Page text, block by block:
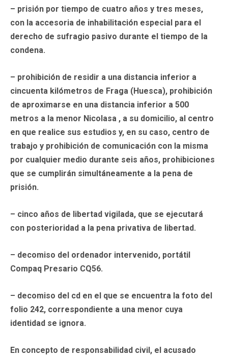
– prisión por tiempo de cuatro años y tres meses,
con la accesoria de inhabilitación especial para el
derecho de sufragio pasivo durante el tiempo de la
condena.
– prohibición de residir a una distancia inferior a
cincuenta kilómetros de Fraga (Huesca), prohibición
de aproximarse en una distancia inferior a 500
metros a la menor Nicolasa , a su domicilio, al centro
en que realice sus estudios y, en su caso, centro de
trabajo y prohibición de comunicación con la misma
por cualquier medio durante seis años, prohibiciones
que se cumplirán simultáneamente a la pena de
prisión.
– cinco años de libertad vigilada, que se ejecutará
con posterioridad a la pena privativa de libertad.
– decomiso del ordenador intervenido, portátil
Compaq Presario CQ56.
– decomiso del cd en el que se encuentra la foto del
folio 242, correspondiente a una menor cuya
identidad se ignora.
En concepto de responsabilidad civil, el acusado